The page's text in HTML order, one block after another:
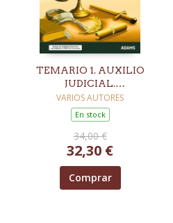
TEMARIO 1. AUXILIO
JUDICIAL.
ADMINISTRACIÓN DE
JUSTICIA
VARIOS AUTORES
En stock
34,00 €
32,30 €
Comprar